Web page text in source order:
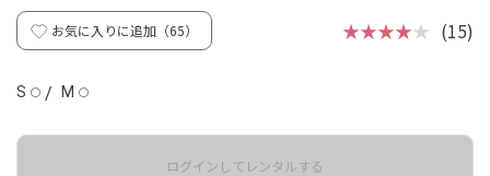
お気に入りに追加（65） ★★★★★ (15)
S ◯ / M ◯
ログインしてレンタルする